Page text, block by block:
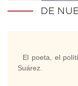
DE
El poeta, el
Suárez.